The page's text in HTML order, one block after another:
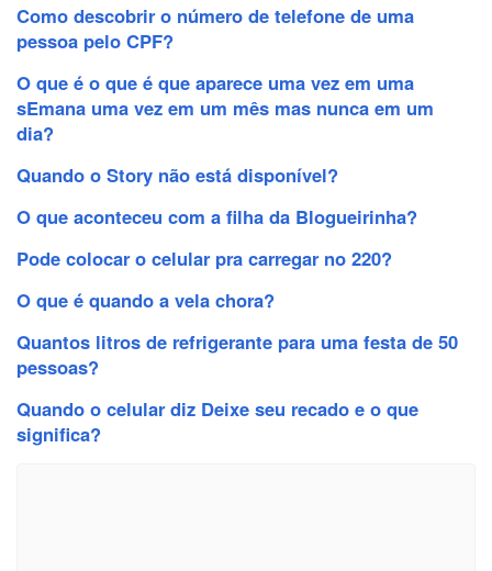
Como descobrir o número de telefone de uma
pessoa pelo CPF?
O que é o que é que aparece uma vez em uma
sEmana uma vez em um mês mas nunca em um
dia?
Quando o Story não está disponível?
O que aconteceu com a filha da Blogueirinha?
Pode colocar o celular pra carregar no 220?
O que é quando a vela chora?
Quantos litros de refrigerante para uma festa de 50
pessoas?
Quando o celular diz Deixe seu recado e o que
significa?